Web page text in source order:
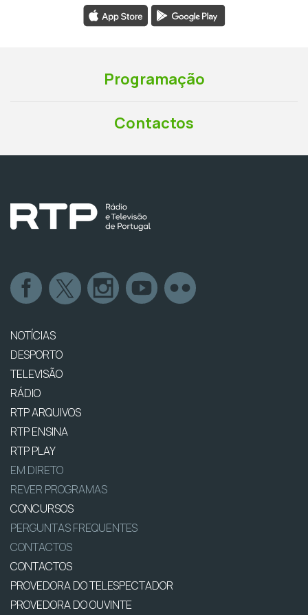
Programação
Contactos
NOTÍCIAS
DESPORTO
TELEVISÃO
RÁDIO
RTP ARQUIVOS
RTP ENSINA
RTP PLAY
EM DIRETO
REVER PROGRAMAS
CONCURSOS
PERGUNTAS FREQUENTES
CONTACTOS
CONTACTOS
PROVEDORA DO TELESPECTADOR
PROVEDORA DO OUVINTE